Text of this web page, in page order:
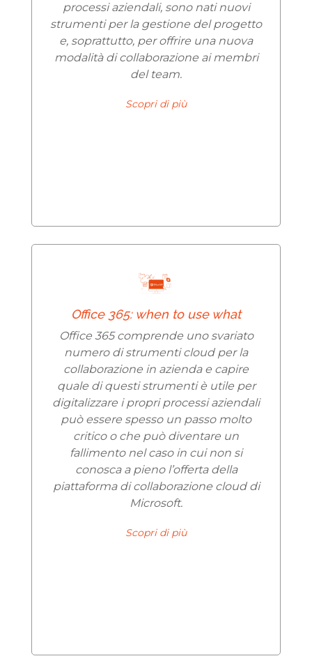
processi aziendali, sono nati nuovi
strumenti per la gestione del progetto
e, soprattutto, per offrire una nuova
modalità di collaborazione ai membri
del team.
Scopri di più
Office 365: when to use what
Office 365 comprende uno svariato
numero di strumenti cloud per la
collaborazione in azienda e capire
quale di questi strumenti è utile per
digitalizzare i propri processi aziendali
può essere spesso un passo molto
critico o che può diventare un
fallimento nel caso in cui non si
conosca a pieno l’offerta della
piattaforma di collaborazione cloud di
Microsoft.
Scopri di più